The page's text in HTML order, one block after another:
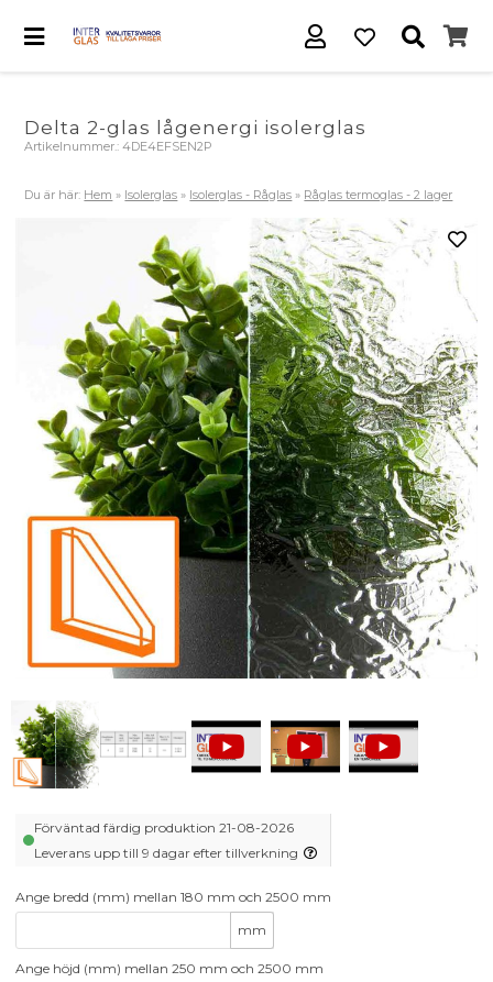
Delta 2-glas lågenergi isolerglas
Artikelnummer.:4DE4EFSEN2P
Du är här: Hem » Isolerglas » Isolerglas - Råglas » Råglas termoglas - 2 lager
Förväntad färdig produktion 21-08-2026
Leverans upp till 9 dagar efter tillverkning
Ange bredd (mm) mellan 180 mm och 2500 mm
mm
Ange höjd (mm) mellan 250 mm och 2500 mm